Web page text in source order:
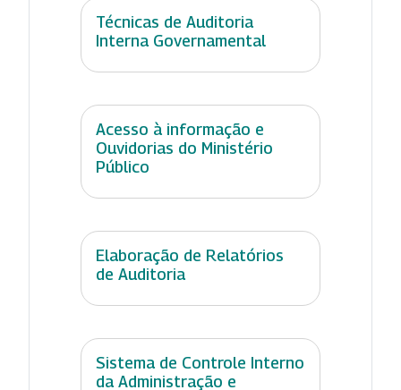
Técnicas de Auditoria
Interna Governamental
Acesso à informação e
Ouvidorias do Ministério
Público
Elaboração de Relatórios
de Auditoria
Sistema de Controle Interno
da Administração e